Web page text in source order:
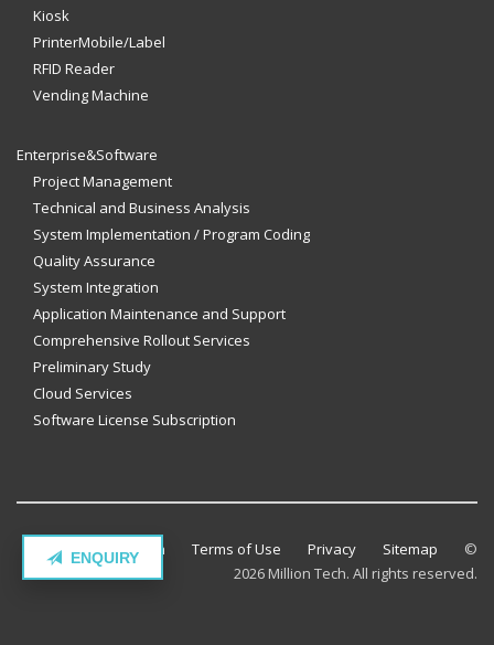
ENQUIRY
Kiosk
PrinterMobile/Label
RFID Reader
Vending Machine
Enterprise&Software
Project Management
Technical and Business Analysis
System Implementation / Program Coding
Quality Assurance
System Integration
Application Maintenance and Support
Comprehensive Rollout Services
Preliminary Study
Cloud Services
Software License Subscription
Contact Million Tech Terms of Use Privacy Sitemap ©
2026 Million Tech. All rights reserved.